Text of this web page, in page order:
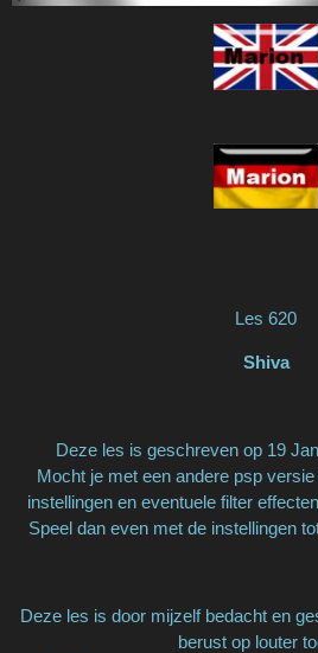
Les 620
Shiva
Deze les is geschreven op 19
Mocht je met een andere psp
instellingen en eventuele filter
Speel dan even met de instellingen
Deze les is door mijzelf bedacht en
berust op louter